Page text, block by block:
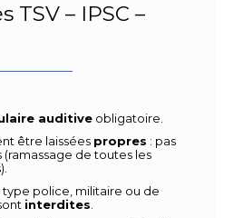
TSV – IPSC –
auditive obligatoire.
être laissées propres : pas
(ramassage de toutes les
type police, militaire ou de
interdites